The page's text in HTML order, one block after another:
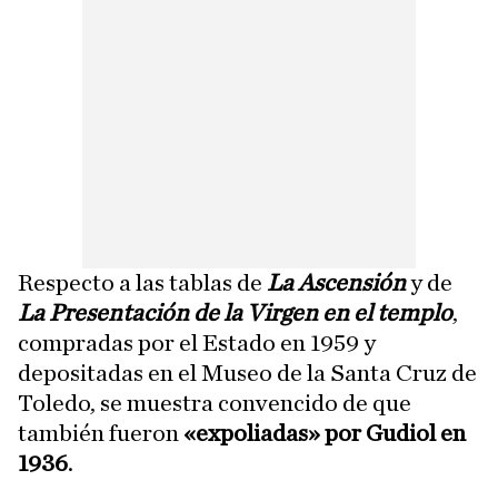
Respecto a las tablas de La Ascensióny de
La Presentación de la Virgen en el templo,
compradas por el Estado en 1959 y
depositadas en el Museo de la Santa Cruz de
Toledo, se muestra convencido de que
también fueron «expoliadas» por Gudiol en
1936.